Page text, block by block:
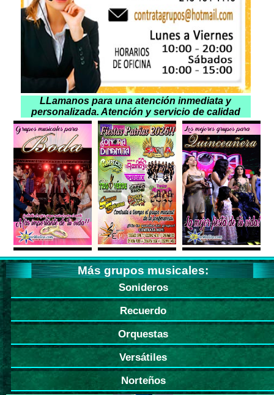
LLamanos para una atención inmediata y
personalizada. Atención y servicio de calidad
Más grupos musicales:
Sonideros
Recuerdo
Orquestas
Versátiles
Norteños